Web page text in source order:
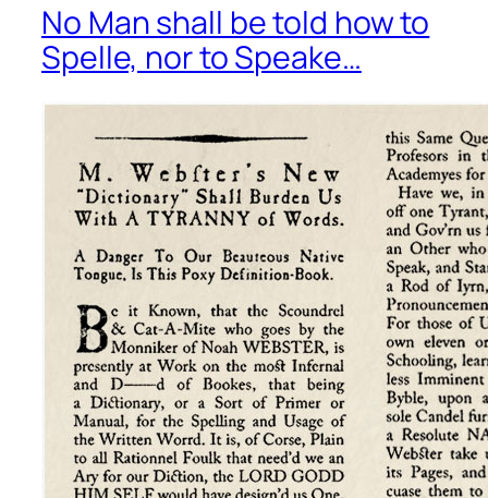
No Man shall be told how to
Spelle, nor to Speake…